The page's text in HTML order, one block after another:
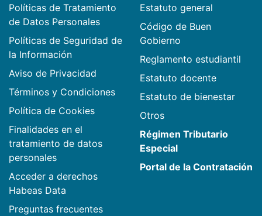
Políticas de Tratamiento
de Datos Personales
Políticas de Seguridad de
la Información
Aviso de Privacidad
Términos y Condiciones
Política de Cookies
Finalidades en el
tratamiento de datos
personales
Acceder a derechos
Habeas Data
Preguntas frecuentes
Estatuto general
Código de Buen
Gobierno
Reglamento estudiantil
Estatuto docente
Estatuto de bienestar
Otros
Régimen Tributario
Especial
Portal de la Contratación